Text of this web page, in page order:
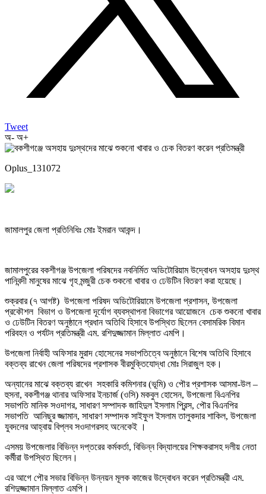
Tweet
অ- অ+
Oplus_131072
জামালপুর জেলা প্রতিনিধিঃ মোঃ ইমরান আকন্দ।
জামালপুরের বকশীগঞ্জ উপজেলা পরিষদের নবনির্মিত অডিটোরিয়াম উদ্বোধন অসহায় দুঃস্থ
পানিবন্দী মানুষের মাঝে গৃহ মন্জুরী চেক শুকনো খাবার ও ঢেউটিন বিতরণ করা হয়েছে।
শুক্রবার (৭ আগষ্ট) উপজেলা পরিষদ অডিটোরিয়ামে উপজেলা প্রশাসন, উপজেলা
প্রকৌশল বিভাগ ও উপজেলা দূর্যোগ ব্যবস্থাপনা বিভাগের আয়োজনে চেক শুকনো খাবার
ও ঢেউটিন বিতরণ অনুষ্ঠানে প্রধান অতিথি হিসাবে উপস্থিত ছিলেন বেসামরিক বিমান
পরিবহন ও পর্যটন প্রতিমন্ত্রী এম. রশিদুজ্জামান মিল্লাত এমপি।
উপজেলা নির্বাহী অফিসার মুরাদ হোসেনের সভাপতিত্বে অনুষ্ঠানে বিশেষ অতিথি হিসাবে
বক্তব্য রাখেন জেলা পরিষদের প্রশাসক বীরমুক্তিযোদ্ধা মোঃ সিরাজুল হক।
অন্যানের মাঝে বক্তব্য রাখেন সহকারি কমিশনার (ভূমি) ও পৌর প্রশাসক আসমা-উল –
হুসনা, বকশীগঞ্জ থানার অফিসার ইনচার্জ (ওসি) মকবুল হোসেন, উপজেলা বিএনপির
সভাপতি মানিক সওদাগর, সাধারণ সম্পাদক জাহিদুল ইসলাম প্রিন্স, পৌর বিএনপির
সভাপতি আনিছুর জ্জামান, সাধারণ সম্পাদক সাইফুল ইসলাম তালুকদার শাকিল, উপজেলা
যুবদলের আহ্বায় বিপ্লব সওদাগরসহ অনেকেই ।
এসময় উপজেলার বিভিন্ন দপ্তরের কর্মকর্তা, বিভিন্ন বিদ্যালয়ের শিক্ষকরাসহ দলীয় নেতা
কর্মীরা উপস্থিত ছিলেন।
এর আগে পৌর সভার বিভিন্ন উন্নয়ন মূলক কাজের উদ্বোধন করেন প্রতিমন্ত্রী এম.
রশিদুজ্জামান মিল্লাত এমপি।